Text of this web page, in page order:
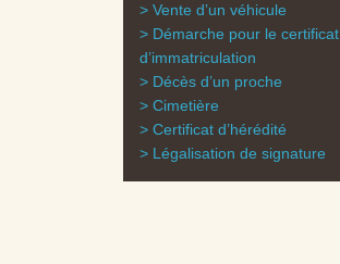
Vente d’un véhicule
Démarche pour le certificat
d’immatriculation
Décès d’un proche
Cimetière
Certificat d’hérédité
Légalisation de signature